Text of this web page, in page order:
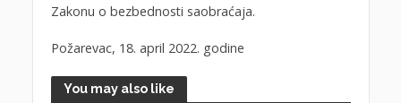
Zakonu o bezbednosti saobraćaja.
Požarevac, 18. april 2022. godine
You may also like